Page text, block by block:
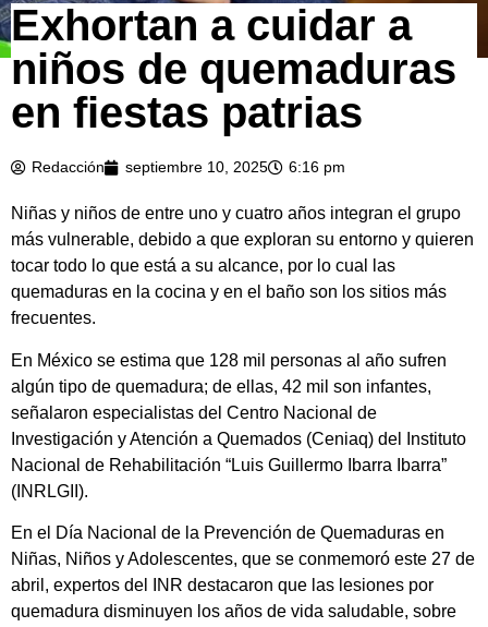
Exhortan a cuidar a
niños de quemaduras
en fiestas patrias
Redacción septiembre 10, 2025 6:16 pm
Niñas y niños de entre uno y cuatro años integran el grupo
más vulnerable, debido a que exploran su entorno y quieren
tocar todo lo que está a su alcance, por lo cual las
quemaduras en la cocina y en el baño son los sitios más
frecuentes.
En México se estima que 128 mil personas al año sufren
algún tipo de quemadura; de ellas, 42 mil son infantes,
señalaron especialistas del Centro Nacional de
Investigación y Atención a Quemados (Ceniaq) del Instituto
Nacional de Rehabilitación “Luis Guillermo Ibarra Ibarra”
(INRLGII).
En el Día Nacional de la Prevención de Quemaduras en
Niñas, Niños y Adolescentes, que se conmemoró este 27 de
abril, expertos del INR destacaron que las lesiones por
quemadura disminuyen los años de vida saludable, sobre